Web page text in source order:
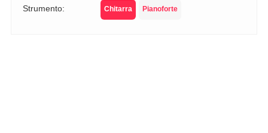
Strumento: Chitarra Pianoforte